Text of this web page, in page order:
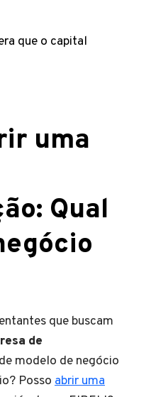
que o capital
uma
Qual
que buscam
de
modelo de negócio
Posso abrir uma